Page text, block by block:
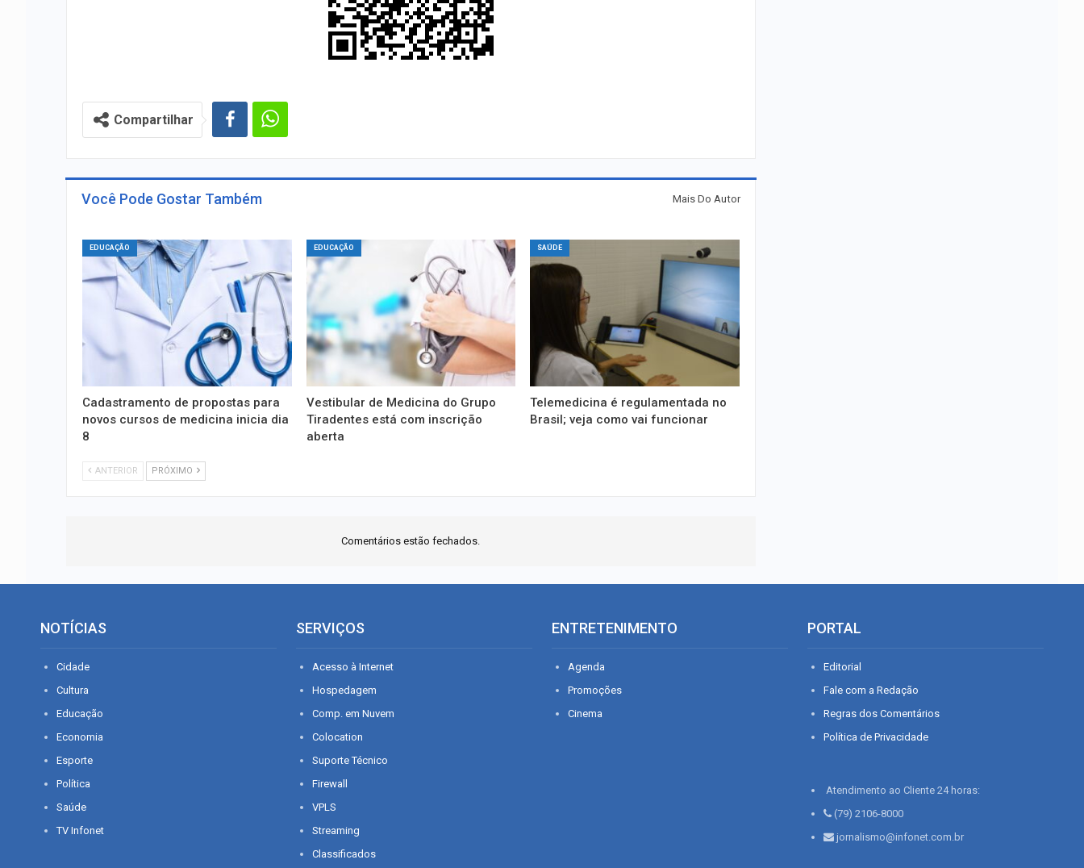
Compartilhar
Você Pode Gostar Também Mais Do Autor
EDUCAÇÃO
Cadastramento de propostas para
novos cursos de medicina inicia dia
8
EDUCAÇÃO
Vestibular de Medicina do Grupo
Tiradentes está com inscrição
aberta
SAÚDE
Telemedicina é regulamentada no
Brasil; veja como vai funcionar
ANTERIOR PRÓXIMO
Comentários estão fechados.
NOTÍCIAS
Cidade
Cultura
Educação
Economia
Esporte
Política
Saúde
TV Infonet
SERVIÇOS
Acesso à Internet
Hospedagem
Comp. em Nuvem
Colocation
Suporte Técnico
Firewall
VPLS
Streaming
Classificados
ENTRETENIMENTO
Agenda
Promoções
Cinema
PORTAL
Editorial
Fale com a Redação
Regras dos Comentários
Política de Privacidade
Atendimento ao Cliente 24 horas:
(79) 2106-8000
jornalismo@infonet.com.br